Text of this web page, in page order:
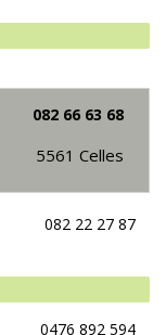
082 66 63 68
5561 Celles
082 22 27 87
0476 892 594